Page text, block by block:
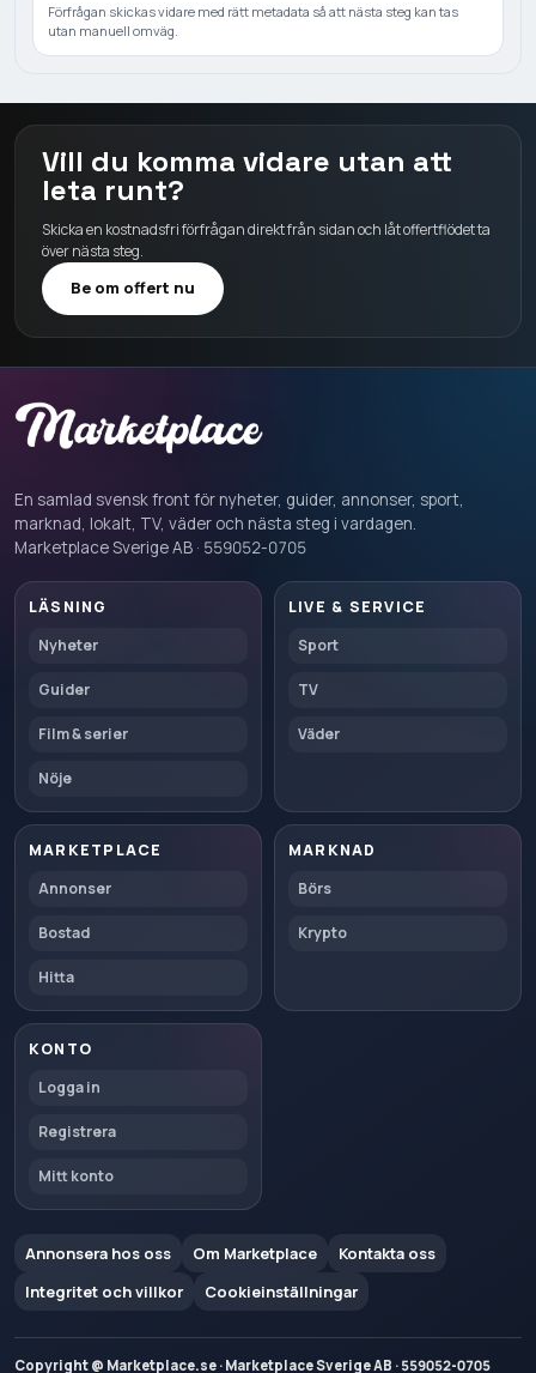
Förfrågan skickas vidare med rätt metadata så att nästa steg kan tas
utan manuell omväg.
Vill du komma vidare utan att
leta runt?
Skicka en kostnadsfri förfrågan direkt från sidan och låt offertflödet ta
över nästa steg.
Be om offert nu
En samlad svensk front för nyheter, guider, annonser, sport,
marknad, lokalt, TV, väder och nästa steg i vardagen.
Marketplace Sverige AB · 559052-0705
LÄSNING
Nyheter
Guider
Film & serier
Nöje
LIVE & SERVICE
Sport
TV
Väder
MARKETPLACE
Annonser
Bostad
Hitta
MARKNAD
Börs
Krypto
KONTO
Logga in
Registrera
Mitt konto
Annonsera hos oss Om Marketplace
Kontakta oss
Integritet och villkor
Cookieinställningar
Copyright @ Marketplace.se · Marketplace Sverige AB · 559052-0705